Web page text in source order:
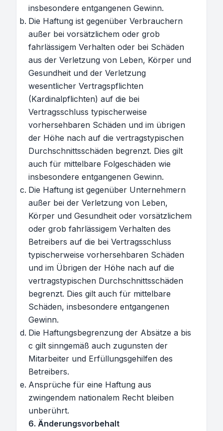
insbesondere entgangenen Gewinn.
Die Haftung ist gegenüber Verbrauchern
außer bei vorsätzlichem oder grob
fahrlässigem Verhalten oder bei Schäden
aus der Verletzung von Leben, Körper und
Gesundheit und der Verletzung
wesentlicher Vertragspflichten
(Kardinalpflichten) auf die bei
Vertragsschluss typischerweise
vorhersehbaren Schäden und im übrigen
der Höhe nach auf die vertragstypischen
Durchschnittsschäden begrenzt. Dies gilt
auch für mittelbare Folgeschäden wie
insbesondere entgangenen Gewinn.
Die Haftung ist gegenüber Unternehmern
außer bei der Verletzung von Leben,
Körper und Gesundheit oder vorsätzlichem
oder grob fahrlässigem Verhalten des
Betreibers auf die bei Vertragsschluss
typischerweise vorhersehbaren Schäden
und im Übrigen der Höhe nach auf die
vertragstypischen Durchschnittsschäden
begrenzt. Dies gilt auch für mittelbare
Schäden, insbesondere entgangenen
Gewinn.
Die Haftungsbegrenzung der Absätze a bis
c gilt sinngemäß auch zugunsten der
Mitarbeiter und Erfüllungsgehilfen des
Betreibers.
Ansprüche für eine Haftung aus
zwingendem nationalem Recht bleiben
unberührt.
6. Änderungsvorbehalt